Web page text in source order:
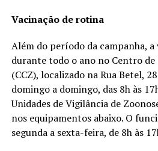
Vacinação de rotina
Além do período da campanha,
durante todo o ano no Centro
(CCZ), localizado na Rua Betel,
domingo a domingo, das 8h às
Unidades de Vigilância de
nos equipamentos abaixo. O
segunda a sexta-feira, de 8h às